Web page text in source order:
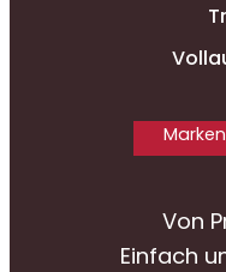
Marken
Von
Einfach